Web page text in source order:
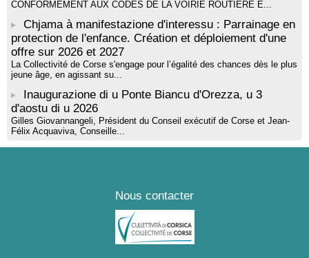
CONFORMÉMENT AUX CODES DE LA VOIRIE ROUTIÈRE E...
Chjama à manifestazione d'interessu : Parrainage en
protection de l'enfance. Création et déploiement d'une
offre sur 2026 et 2027
La Collectivité de Corse s'engage pour l’égalité des chances dès le plus
jeune âge, en agissant su...
Inaugurazione di u Ponte Biancu d'Orezza, u 3
d'aostu di u 2026
Gilles Giovannangeli, Président du Conseil exécutif de Corse et Jean-
Félix Acquaviva, Conseille...
Nous contacter